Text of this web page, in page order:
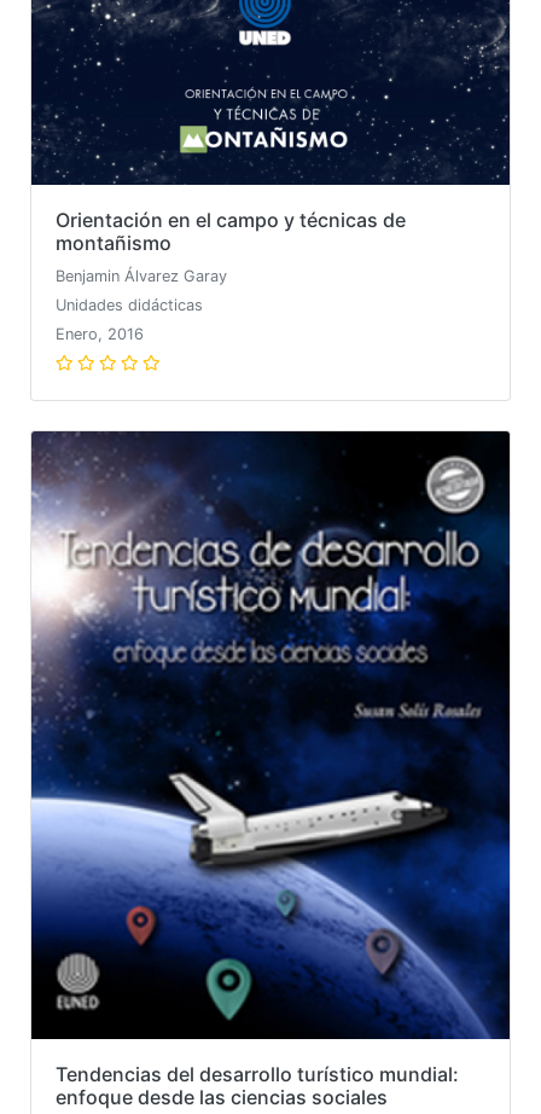
Orientación en el campo y técnicas de
montañismo
Benjamin Álvarez Garay
Unidades didácticas
Enero, 2016
Tendencias del desarrollo turístico mundial:
enfoque desde las ciencias sociales